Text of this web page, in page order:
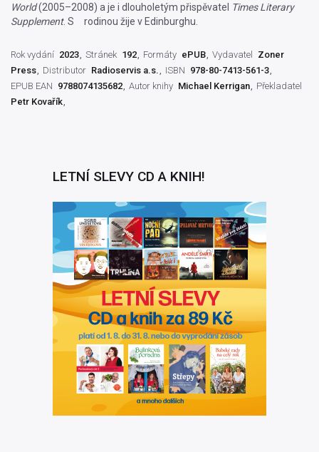
World(2005–2008) a je i dlouholetým přispěvatel Times Literary
Supplement. S rodinou žije v Edinburghu.
Rok vydání 2023 Stránek 192 Formáty ePUB Vydavatel
Zoner
Press
Distributor Radioservis a.s. ISBN 978-80-7413-561-3
EPUB EAN 9788074135682 Autor knihy Michael Kerrigan
Překladatel
Petr Kovařík
LETNÍ SLEVY CD A KNIH!